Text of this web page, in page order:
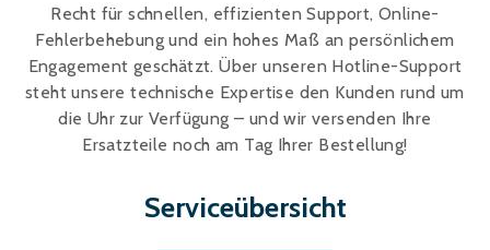
Recht für schnellen, effizienten Support, Online-
Fehlerbehebung und ein hohes Maß an persönlichem
Engagement geschätzt. Über unseren Hotline-Support
steht unsere technische Expertise den Kunden rund um
die Uhr zur Verfügung – und wir versenden Ihre
Ersatzteile noch am Tag Ihrer Bestellung!
Serviceübersicht
Schaumstoffe und
Dämmstoffe
Holz – Holzwerkstoffe
Über WJS
Veranstaltungskalender